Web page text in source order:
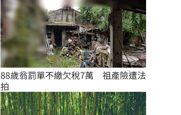
88歲翁罰單不繳欠稅7萬　祖產險遭法
拍